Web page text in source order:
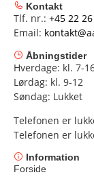
Kontakt
Tlf. nr.: +45 22
Email:
Åbningstider
Hverdage: kl. 7-
Lørdag: kl. 9-12
Søndag: Lukket
Telefonen er
Telefonen er
Information
Forside